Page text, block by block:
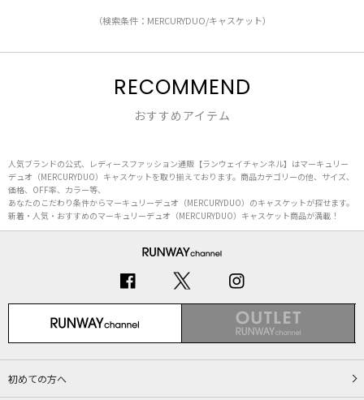
（検索条件：MERCURYDUO/キャスケット）
RECOMMEND
おすすめアイテム
人気ブランドの公式、レディースファッション通販【ランウェイチャンネル】はマーキュリー
デュオ（MERCURYDUO）キャスケットを取り揃えております。商品カテゴリーの他、サイズ、
価格、OFF率、カラー等、
あなたのこだわり条件からマーキュリーデュオ（MERCURYDUO）のキャスケットが探せます。
新着・人気・おすすめのマーキュリーデュオ（MERCURYDUO）キャスケット商品が満載！
初めての方へ